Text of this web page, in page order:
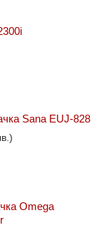
Sana EUJ-828
Omega